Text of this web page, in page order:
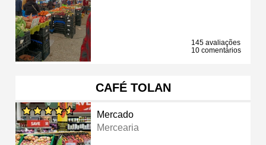
145 avaliações
10 comentários
CAFÉ TOLAN
Mercado
Mercearia